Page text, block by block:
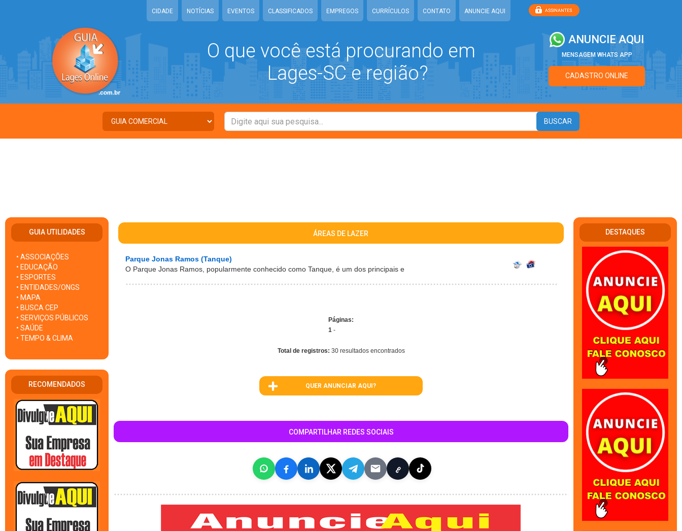
CIDADE NOTÍCIAS EVENTOS CLASSIFICADOS EMPREGOS CURRÍCULOS CONTATO ANUNCIE AQUI
O que você está procurando em
Lages-SC e região?
ANUNCIE AQUI
MENSAGEM WHATS APP
CADASTRO ONLINE
GUIA UTILIDADES
• ASSOCIAÇÕES
• EDUCAÇÃO
• ESPORTES
• ENTIDADES/ONGS
• MAPA
• BUSCA CEP
• SERVIÇOS PÚBLICOS
• SAÚDE
• TEMPO & CLIMA
RECOMENDADOS
ÁREAS DE LAZER
Parque Jonas Ramos (Tanque)
O Parque Jonas Ramos, popularmente conhecido como Tanque, é um dos principais e
Páginas:
1 -
Total de registros: 30 resultados encontrados
QUER ANUNCIAR AQUI?
COMPARTILHAR REDES SOCIAIS
DESTAQUES